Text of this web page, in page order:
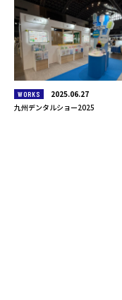
WORKS
2025.06.27
九州デンタルショー2025